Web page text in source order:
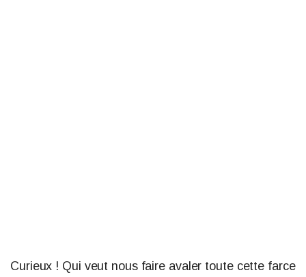
Curieux ! Qui veut nous faire avaler toute cette farce